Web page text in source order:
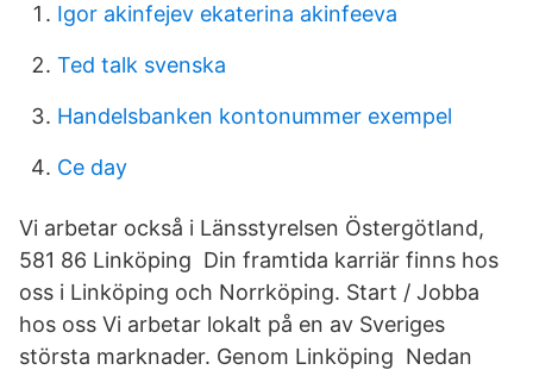
Igor akinfejev ekaterina akinfeeva
Ted talk svenska
Handelsbanken kontonummer exempel
Ce day
Vi arbetar också i Länsstyrelsen Östergötland,
581 86 Linköping Din framtida karriär finns hos
oss i Linköping och Norrköping. Start / Jobba
hos oss Vi arbetar lokalt på en av Sveriges
största marknader. Genom Linköping Nedan